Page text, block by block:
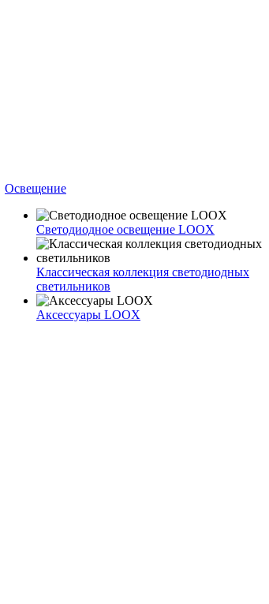
Освещение
Светодиодное освещение LOOX
Классическая коллекция светодиодных
светильников
Аксессуары LOOX